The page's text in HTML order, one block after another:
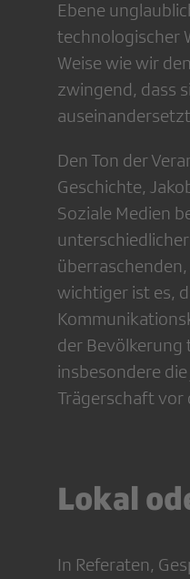
Ebene
technologischer
Weise wie wir
zwingend, dass
Den Ton der
Geschichte,
Soziale Medien
wichtiger ist es,
der Bevölkerung
insbesondere
Trägerschaft vor
Lokal
In Referaten,